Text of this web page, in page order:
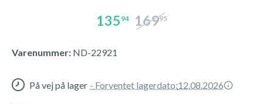
135 94 16995
Varenummer: ND-22921
På vej på lager - Forventet lagerdato:12.08.2026